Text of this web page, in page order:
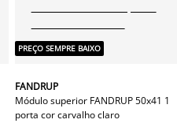
PREÇO SEMPRE BAIXO
FANDRUP
Módulo superior FANDRUP 50x41 1
porta cor carvalho claro